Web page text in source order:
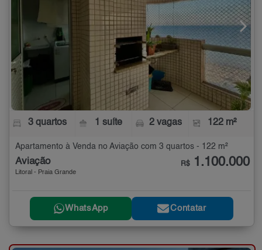
3 quartos 1 suíte 2 vagas 122 m²
Apartamento à Venda no Aviação com 3 quartos - 122 m²
Aviação
Litoral - Praia Grande
R$ 1.100.000
WhatsApp Contatar